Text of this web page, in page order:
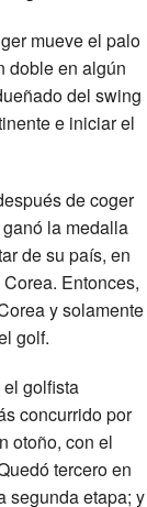
mueve el palo
doble en algún
del swing
e iniciar el
de coger
la medalla
de su país, en
Entonces,
y solamente
golf.
golfista
concurrido por
otoño, con el
tercero en
segunda etapa; y